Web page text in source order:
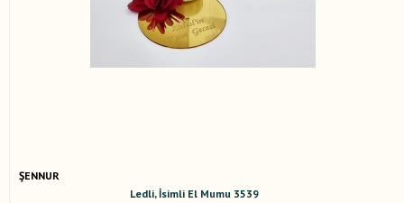
ŞENNUR
Ledli, İsimli El Mumu 3539